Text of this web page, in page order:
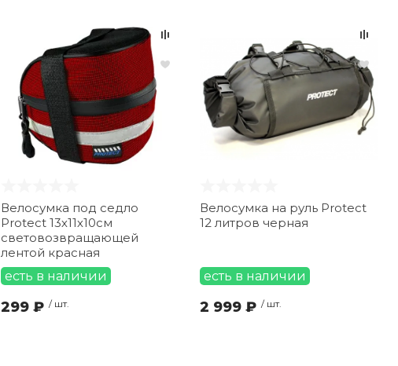
Велосумка под седло
Protect 13х11х10см
световозвращающей
лентой красная
есть в наличии
299 ₽ / шт.
Велосумка на руль Protect
12 литров черная
есть в наличии
2 999 ₽ / шт.